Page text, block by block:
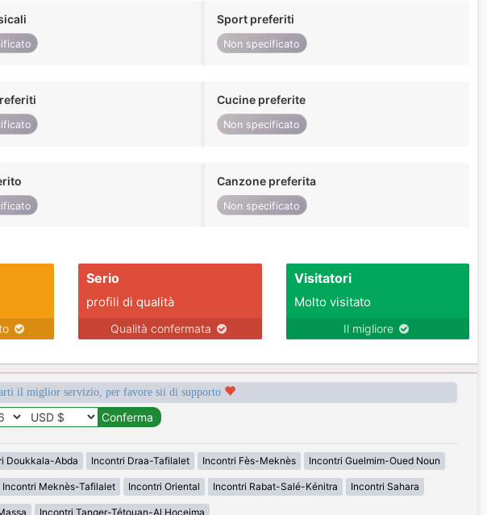
Sport preferiti
Non specificato
Cucine preferite
Non specificato
Canzone preferita
Non specificato
Serio
profili di qualità
Qualità confermata
Visitatori
Molto visitato
Il migliore
il miglior servizio, per favore sii di supporto
Doukkala-Abda Incontri Draa-Tafilalet Incontri Fès-Meknès Incontri Guelmim-Oued Noun
Incontri Meknès-Tafilalet Incontri Oriental Incontri Rabat-Salé-Kénitra Incontri Sahara
Incontri Tanger-Tétouan-Al Hoceima